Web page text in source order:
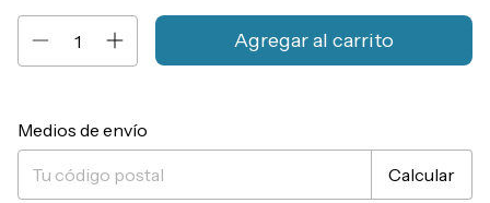
Entregas para el CP:
Medios de envío
Calcular